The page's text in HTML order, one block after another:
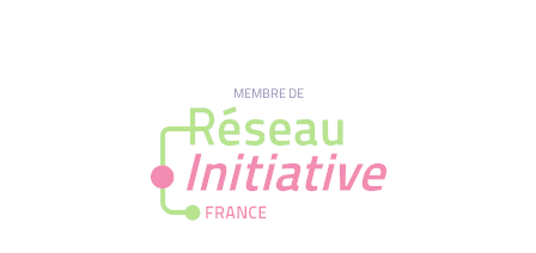
MEMBRE DE